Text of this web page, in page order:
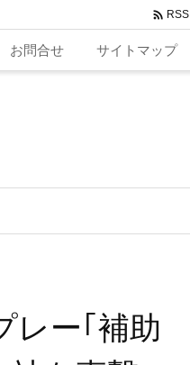
お問合せ サイトマップ
 RSS
レー｢補助